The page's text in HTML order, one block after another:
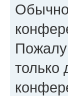
только